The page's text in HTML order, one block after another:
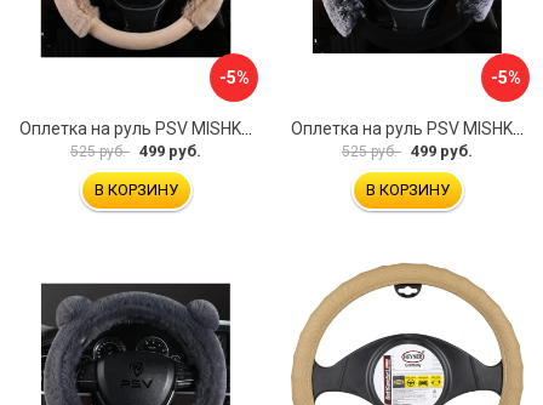
-5%
Оплетка на руль PSV MISHKA Premium 136099
525 руб. 499 руб.
В КОРЗИНУ
-5%
Оплетка на руль PSV MISHKA Premium 136095
525 руб. 499 руб.
В КОРЗИНУ